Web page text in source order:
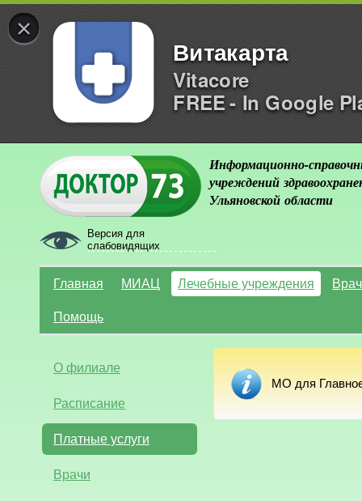
×
Витакарта
Vitacore
FREE - In Google
Версия для
слабовидящих
Информационно-
учреждений
Ульяновской области
Главная МИАЦ Лечебные учреждения
Помощь
О филиале
Расписание
Платные услуги
Врачи
МО для